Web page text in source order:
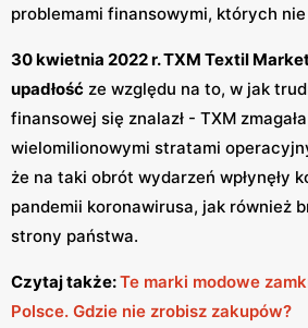
problemami finansowymi, których
30 kwietnia 2022 r. TXM Textil
upadłość ze względu na to, w jak
finansowej się znalazł - TXM
wielomilionowymi stratami
że na taki obrót wydarzeń wpłynęły
pandemii koronawirusa, jak również
strony państwa.
Czytaj także:Te marki modowe
Polsce. Gdzie nie zrobisz zakupów?